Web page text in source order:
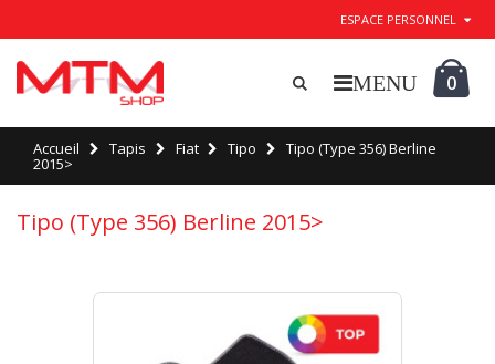
ESPACE PERSONNEL
0
Accueil Tapis Fiat Tipo Tipo (Type 356) Berline
2015>
Tipo (Type 356) Berline 2015>